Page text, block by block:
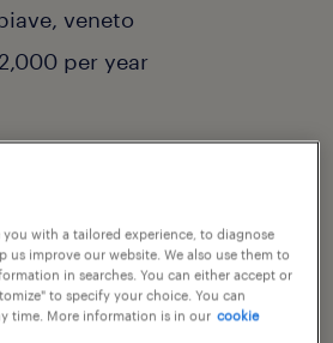
veneto
per year
with a tailored experience, to diagnose
us improve our website. We also use them to
in searches. You can either accept or
to specify your choice. You can
time. More information is in our cookie